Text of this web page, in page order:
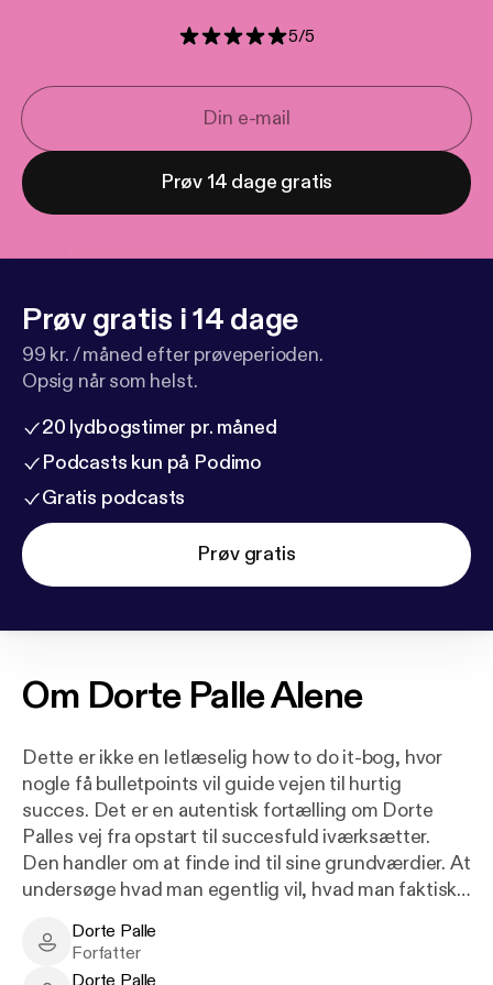
5/5
Prøv 14 dage gratis
Prøv gratis i 14 dage
99 kr. / måned efter prøveperioden.
Opsig når som helst.
20 lydbogstimer pr. måned
Podcasts kun på Podimo
Gratis podcasts
Prøv gratis
Om Dorte Palle Alene
Dette er ikke en letlæselig how to do it-bog, hvor
nogle få bulletpoints vil guide vejen til hurtig
succes. Det er en autentisk fortælling om Dorte
Palles vej fra opstart til succesfuld iværksætter.
Den handler om at finde ind til sine grundværdier. At
undersøge hvad man egentlig vil, hvad man faktisk
sætter passionen op imod, hvad der reelt er
efterspørgsel på og profit i, så man kan skabe en
Dorte Palle - Author
Dorte Palle
Forfatter
Dorte Palle